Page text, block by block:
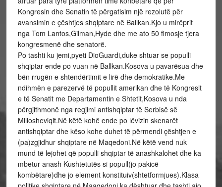
Kongresin dhe Senatin të përgatisim një rezolutë për
avansimin e çështjes shqiptare në Ballkan.Kjo u mirëprit
nga Tom Lantos,Gilman,Hyde dhe me ato 50 fimosje tjera
kongresmenë dhe senatorë.
Po tashti ku jemi,pyeti DioGuardi,duke shtuar se populli
shqiptar ende po vuan në Ballkan.Kosova u pavarësua dhe
bën rrugën e shtendërtimit e lirë dhe demokratike.Me
ndihmën e parezervë të popullit amerikan dhe të Kongresit
e të Senatit me Departamentin e Shtetit,Kosova u nda
përgjithmonë nga regjimi antishqiptar të Serbisë së
Millosheviqit.Në këtë kohë ende po lëvizin skenarët
antishqiptar dhe këso kohe duhet të përmendi çështjen e
(pa)zgjidhur shqiptare në Maqedoni.Në këtë vend nuk
mund të lejohet që populli shqiptar të anashkalohet dhe ka
mbetur anash Kushtetutës si popull(jo pakicë
kombëtare)dhe jo element konstituiv(shtetformjues).Klasa